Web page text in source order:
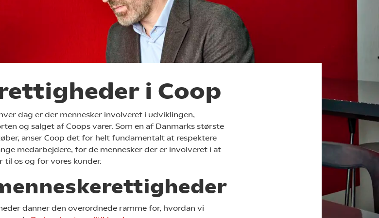
i Coop
dag er der mennesker involveret i udviklingen,
og salget af Coops varer. Som en af Danmarks største
anser Coop det for helt fundamentalt at respektere
medarbejdere, for de mennesker der er involveret i at
os og for vores kunder.
danner den overordnede ramme for, hvordan vi